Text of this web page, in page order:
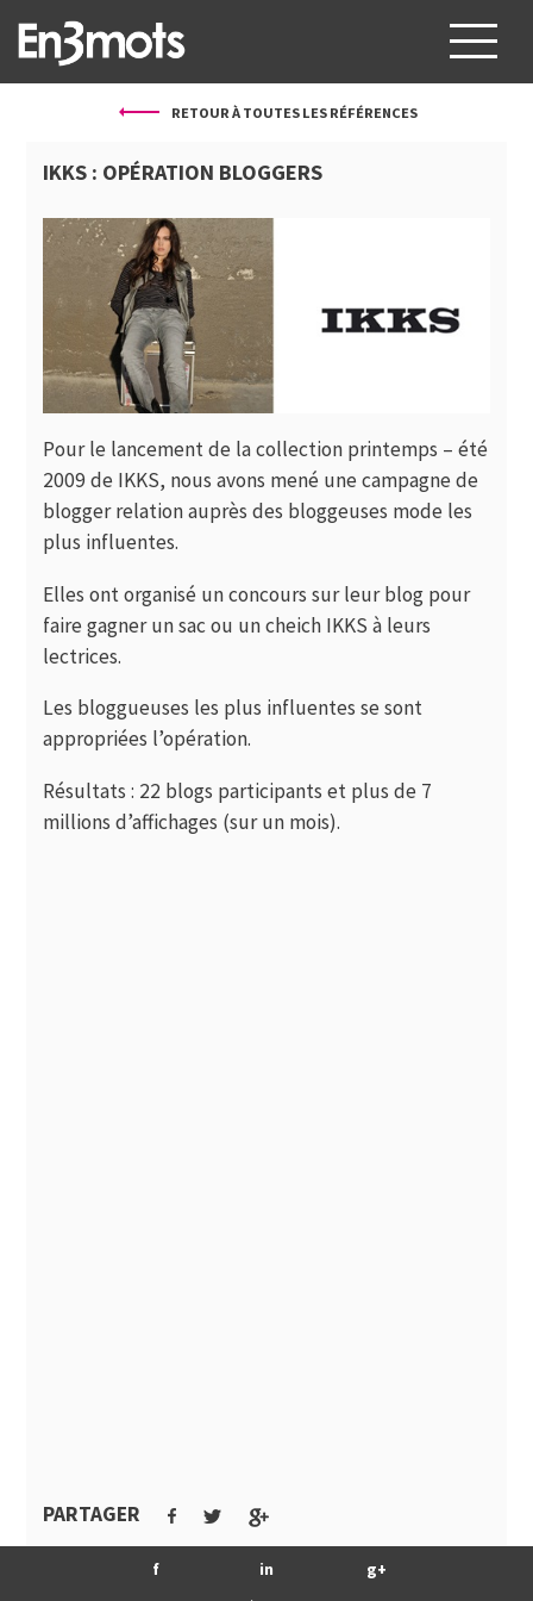
À PROPOS
SERVICES
PROJETS
CLIENTS
BLOG
CONTACT
FR EN
RETOUR À TOUTES LES RÉFÉRENCES
IKKS : OPÉRATION BLOGGERS
Pour le lancement de la collection printemps – été
2009 de IKKS, nous avons mené une campagne de
blogger relation auprès des bloggeuses mode les
plus influentes.
Elles ont organisé un concours sur leur blog pour
faire gagner un sac ou un cheich IKKS à leurs
lectrices.
Les bloggueuses les plus influentes se sont
appropriées l’opération.
Résultats : 22 blogs participants et plus de 7
millions d’affichages (sur un mois).
PARTAGER
f in
g+